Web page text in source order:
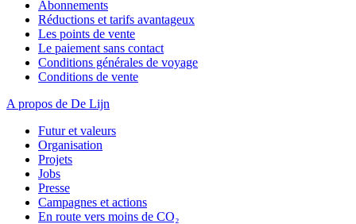
Abonnements
Réductions et tarifs avantageux
Les points de vente
Le paiement sans contact
Conditions générales de voyage
Conditions de vente
A propos de De Lijn
Futur et valeurs
Organisation
Projets
Jobs
Presse
Campagnes et actions
En route vers moins de CO₂